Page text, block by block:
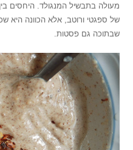
מעולה בתבשיל המנגולד. היחסים
של ספגטי ורוטב, אלא הכוונה היא
שבתוכה גם פסטות.